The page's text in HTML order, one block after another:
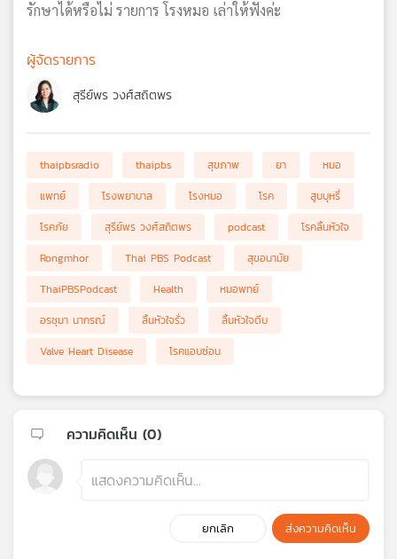
รักษาได้หรือไม่ รายการ โรงหมอ เล่าให้ฟังค่ะ
ผู้จัดรายการ
สุรีย์พร วงศ์สถิตพร
thaipbsradio thaipbs สุขภาพ ยา
หมอ
แพทย์
โรงพยาบาล โรงหมอ โรค
สูบบุหรี่
โรคภัย
สุรีย์พร วงศ์สถิตพร podcast
โรคลิ้นหัวใจ
Rongmhor
Thai PBS Podcast
สุขอนามัย
ThaiPBSPodcast
Health
หมอพทย์
อรชุมา นากรณ์
ลิ้นหัวใจรั่ว
ลิ้นหัวใจตีบ
Valve Heart Disease
โรคแอบซ่อน
ความคิดเห็น (0)
ยกเลิก ส่งความคิดเห็น